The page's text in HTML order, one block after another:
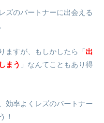
ズのパートナーに出会える
ますが、もしかしたら「出
まう 」なんてこともあり得
効率よくレズのパートナー
！